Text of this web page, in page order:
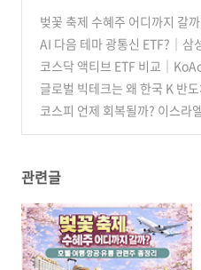
벚꽃 축제 수혜주 어디까지 갈
항공·유통 관련주 총정리
(15)
AI 다음 테마 광통신 ETF?｜삼
미국AI광통신네트워크' 봐야 하
코스닥 액티브 ETF 비교｜
수익률·편입종목·바이오 전략
글로벌 빅테크는 왜 한국 K 반
까?｜엔비디아·테슬라·애플
코스피 언제 회복될까? 이스라
관련글